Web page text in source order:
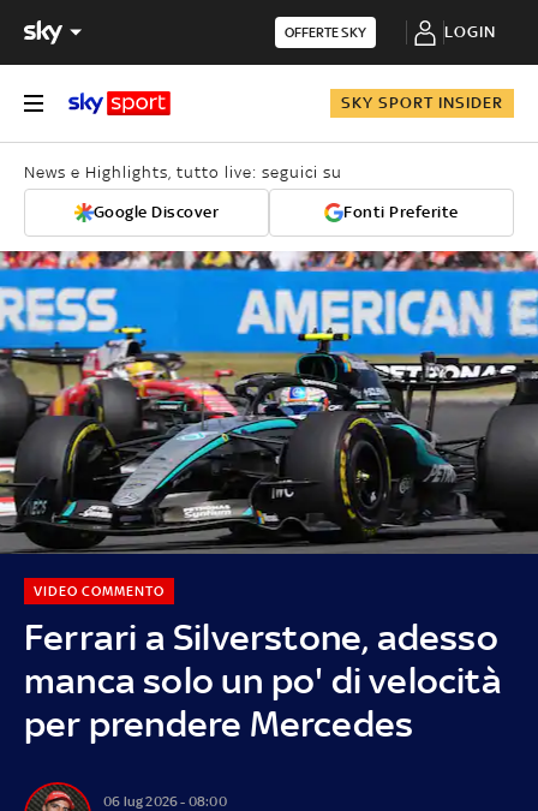
OFFERTE SKY LOGIN
SKY SPORT INSIDER
News e Highlights, tutto live: seguici su
Google Discover Fonti Preferite
Ferrari a Silverstone, adesso
manca solo un po' di velocità
per prendere Mercedes
VIDEO COMMENTO
06 lug 2026 - 08:00